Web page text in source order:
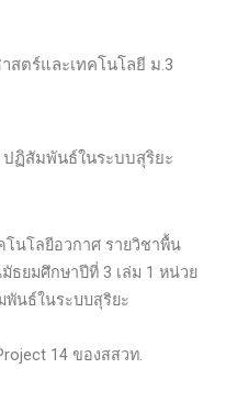
สตร์และเทคโนโลยี ม.3
ปฏิสัมพันธ์ในระบบสุริยะ
โนโลยีอวกาศ รายวิชาพื้น
ธยมศึกษาปีที่ 3 เล่ม 1 หน่วย
พันธ์ในระบบสุริยะ
14 ของสสวท.